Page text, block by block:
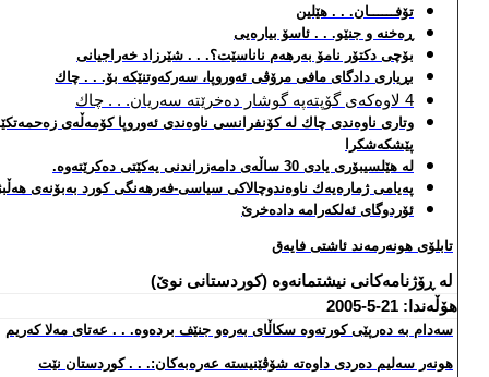
تۆفــــــان. . . هێلین
ڕه‌خنه‌ و جنێو. . . ئاسۆ بیاره‌یی
بۆچی دكتۆر نامۆ به‌رهه‌م ناناسێت؟. . . شێرزاد خه‌راجیانی
بڕیاری دادگای مافی مرۆڤی ئه‌وروپا، سه‌ركه‌وتنێكه‌ بۆ. . . چاك
4 لاوه‌كه‌ی گۆپته‌په‌ گوشار ده‌خرێته‌ سه‌ریان. . . چاك
وتاری ناوه‌ندی چاك له‌ كۆنفرانسی ناوه‌ندی ئه‌وروپا كۆمه‌ڵه‌ی
پێشكه‌شكرا
له‌ هێلسیبۆری یادی 30 ساڵه‌ی دامه‌زراندنی یه‌كێتی ده‌كرێته‌وه‌.
په‌یامی ژماره‌یه‌ك ناوه‌ندوچالاكی سیاسی-فه‌رهه‌نگی كورد به‌بۆنه‌ی
ئۆردوگای ئه‌لكه‌رامه‌ داده‌خرێ
تابلۆی هونه‌رمه‌ند ئاشتی فایه‌ق
له‌ ڕۆژنامه‌كانی نیشتمانه‌وه‌ (كوردستانی نوێ)
هۆڵه‌ندا: 21-5-2005
سه‌دام به‌ ده‌رپێی كورته‌وه‌ سكاڵای به‌ره‌و جنێف برده‌وه‌. . . عه‌تای مه‌لا كه‌ریم
هونه‌ر سه‌لیم ده‌ردی داوه‌ته‌ شۆڤێنیسته‌ عه‌ره‌به‌كان:. . . كوردستان نێت